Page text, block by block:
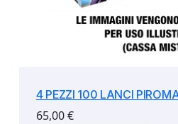
4 PEZZI 100 LANCI
65,00€